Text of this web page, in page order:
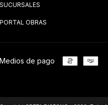
SUCURSALES
PORTAL OBRAS
Medios de pago